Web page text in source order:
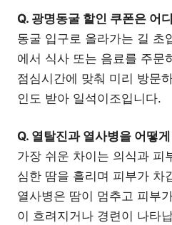
Q. 광명동굴 할인 쿠폰은 어
동굴 입구로 올라가는 길 초
에서 식사 또는 음료를 주문
점심시간에 맞춰 미리 방문
인도 받아 일석이조입니다.
Q. 열탈진과 열사병을 어떻
가장 쉬운 차이는 의식과 피
심한 땀을 흘리며 피부가 차
열사병은 땀이 멈추고 피부
이 흐려지거나 경련이 나타